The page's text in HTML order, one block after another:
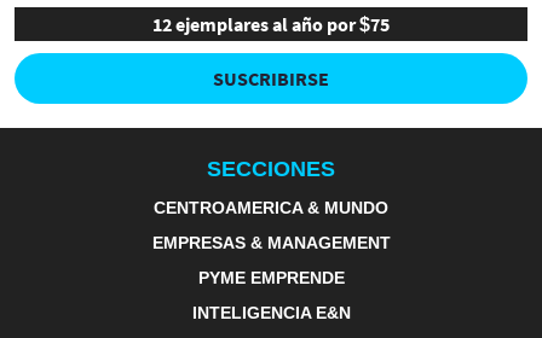
12 ejemplares al año por $75
SUSCRIBIRSE
SECCIONES
CENTROAMERICA & MUNDO
EMPRESAS & MANAGEMENT
PYME EMPRENDE
INTELIGENCIA E&N